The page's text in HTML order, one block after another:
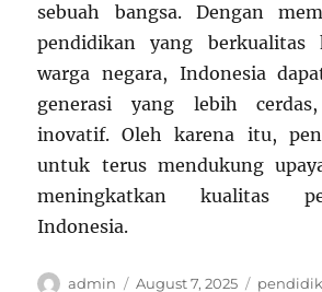
sebuah bangsa. Dengan
pendidikan yang berkualitas
warga negara, Indonesia
generasi yang lebih
inovatif. Oleh karena itu,
untuk terus mendukung
meningkatkan kualitas
Indonesia.
Author
admin Posted
August 7, 2025